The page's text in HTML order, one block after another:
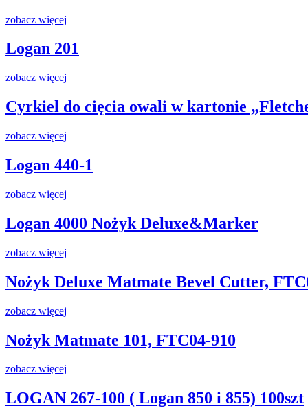
zobacz więcej
Logan 201
zobacz więcej
Cyrkiel do cięcia owali w kartonie
zobacz więcej
Logan 440-1
zobacz więcej
Logan 4000 Nożyk Deluxe&Marker
zobacz więcej
Nożyk Deluxe Matmate Bevel Cutter,
zobacz więcej
Nożyk Matmate 101, FTC04-910
zobacz więcej
LOGAN 267-100 ( Logan 850 i 855) 100szt